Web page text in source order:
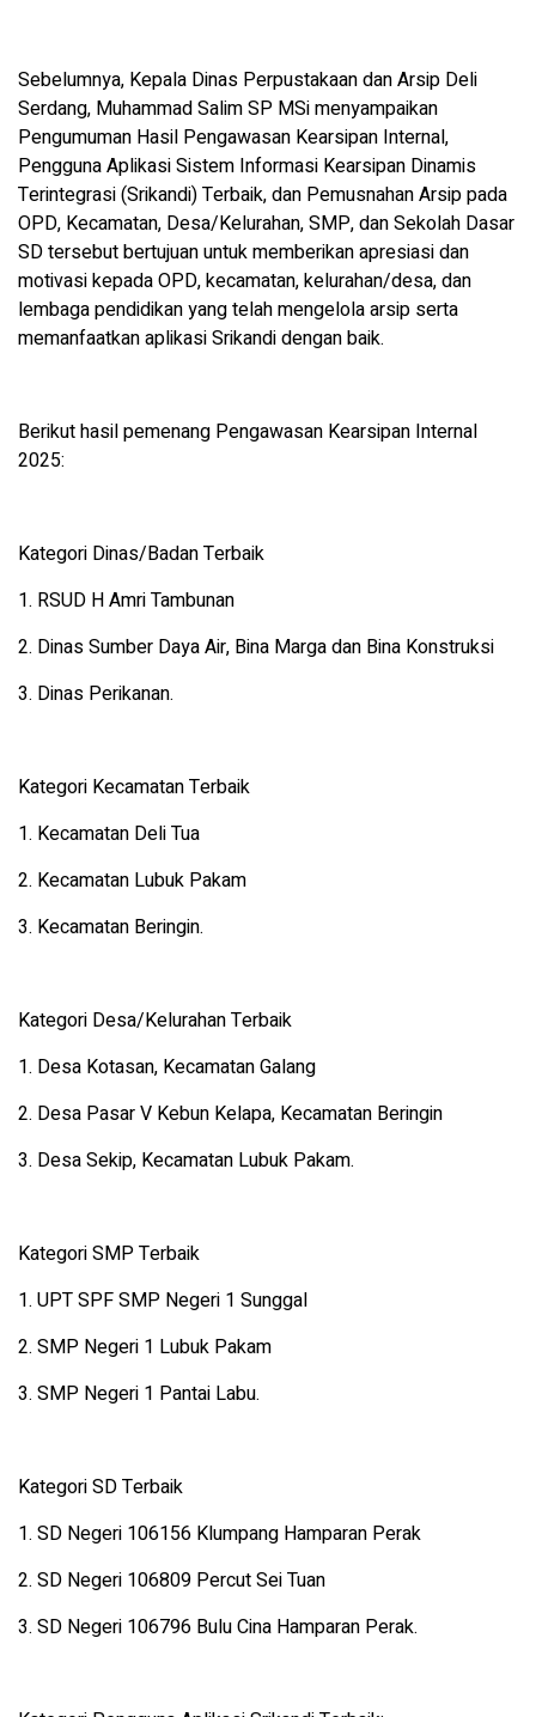
Sebelumnya, Kepala Dinas Perpustakaan dan Arsip Deli
Serdang, Muhammad Salim SP MSi menyampaikan
Pengumuman Hasil Pengawasan Kearsipan Internal,
Pengguna Aplikasi Sistem Informasi Kearsipan Dinamis
Terintegrasi (Srikandi) Terbaik, dan Pemusnahan Arsip pada
OPD, Kecamatan, Desa/Kelurahan, SMP, dan Sekolah Dasar
SD tersebut bertujuan untuk memberikan apresiasi dan
motivasi kepada OPD, kecamatan, kelurahan/desa, dan
lembaga pendidikan yang telah mengelola arsip serta
memanfaatkan aplikasi Srikandi dengan baik.
Berikut hasil pemenang Pengawasan Kearsipan Internal
2025:
Kategori Dinas/Badan Terbaik
1. RSUD H Amri Tambunan
2. Dinas Sumber Daya Air, Bina Marga dan Bina Konstruksi
3. Dinas Perikanan.
Kategori Kecamatan Terbaik
1. Kecamatan Deli Tua
2. Kecamatan Lubuk Pakam
3. Kecamatan Beringin.
Kategori Desa/Kelurahan Terbaik
1. Desa Kotasan, Kecamatan Galang
2. Desa Pasar V Kebun Kelapa, Kecamatan Beringin
3. Desa Sekip, Kecamatan Lubuk Pakam.
Kategori SMP Terbaik
1. UPT SPF SMP Negeri 1 Sunggal
2. SMP Negeri 1 Lubuk Pakam
3. SMP Negeri 1 Pantai Labu.
Kategori SD Terbaik
1. SD Negeri 106156 Klumpang Hamparan Perak
2. SD Negeri 106809 Percut Sei Tuan
3. SD Negeri 106796 Bulu Cina Hamparan Perak.